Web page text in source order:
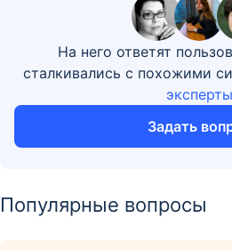
На него ответят
сталкивались с похожими
эксперты
Задать
Популярные вопросы